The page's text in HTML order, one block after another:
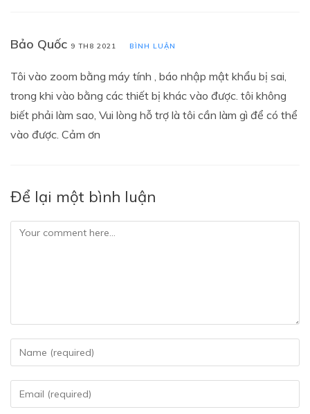
Bảo Quốc 9 TH8 2021 BÌNH LUẬN
Tôi vào zoom bằng máy tính , báo nhập mật khẩu bị sai,
trong khi vào bằng các thiết bị khác vào được. tôi không
biết phải làm sao, Vui lòng hỗ trợ là tôi cần làm gì để có thể
vào được. Cảm ơn
Để lại một bình luận